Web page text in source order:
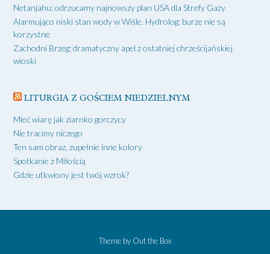
Netanjahu: odrzucamy najnowszy plan USA dla Strefy Gazy
Alarmująco niski stan wody w Wiśle. Hydrolog: burze nie są
korzystne
Zachodni Brzeg: dramatyczny apel z ostatniej chrześcijańskiej
wioski
LITURGIA Z GOŚCIEM NIEDZIELNYM
Mieć wiarę jak ziarnko gorczycy
Nie tracimy niczego
Ten sam obraz, zupełnie inne kolory
Spotkanie z Miłością
Gdzie utkwiony jest twój wzrok?
Theme by Out the Box